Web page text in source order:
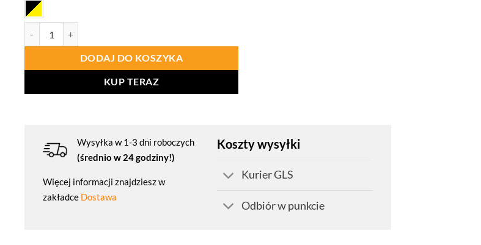
DODAJ DO KOSZYKA
KUP TERAZ
Wysyłka w 1-3 dni roboczych
(średnio w 24 godziny!)
Więcej informacji znajdziesz w
zakładce Dostawa
Koszty wysyłki
Kurier GLS
Odbiór w punkcie